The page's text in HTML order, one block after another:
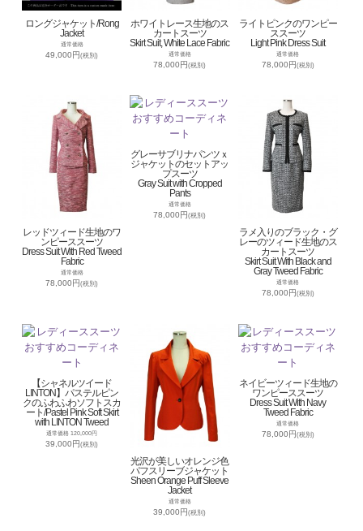
ロングジャケット/Rong
Jacket
通常価格
49,000円(税別)
ホワイトレース生地のス
カートスーツ
Skirt Suit, White Lace Fabric
通常価格
78,000円(税別)
ライトピンクのワンピー
ススーツ
Light Pink Dress Suit
通常価格
78,000円(税別)
レッドツィード生地のワ
ンピーススーツ
Dress Suit With Red Tweed
Fabric
通常価格
78,000円(税別)
グレーサブリナパンツｘ
ジャケットのセットアッ
プスーツ
Gray Suit with Cropped
Pants
通常価格
78,000円(税別)
ラメ入りのブラック・グ
レーのツィード生地のス
カートスーツ
Skirt Suit With Black and
Gray Tweed Fabric
通常価格
78,000円(税別)
【シャネルツイード
LINTON】パステルピン
クのふわふわソフトスカ
ート/Pastel Pink Soft Skirt
with LINTON Tweed
通常価格 120,000円
39,000円(税別)
光沢が美しいオレンジ色
パフスリーブジャケット
Sheen Orange Puff Sleeve
Jacket
通常価格
39,000円(税別)
ネイビーツィード生地の
ワンピーススーツ
Dress Suit With Navy
Tweed Fabric
通常価格
78,000円(税別)